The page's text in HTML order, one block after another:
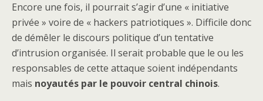
Encore une fois, il pourrait s’agir d’une « initiative
privée » voire de « hackers patriotiques ». Difficile donc
de démêler le discours politique d’un tentative
d’intrusion organisée. Il serait probable que le ou les
responsables de cette attaque soient indépendants
mais noyautés par le pouvoir central chinois.